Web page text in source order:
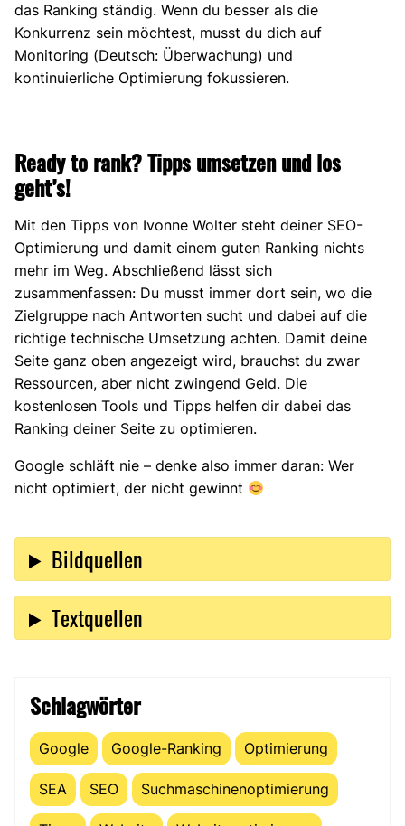
das Ranking ständig. Wenn du besser als die
Konkurrenz sein möchtest, musst du dich auf
Monitoring (Deutsch: Überwachung) und
kontinuierliche Optimierung fokussieren.
Ready to rank? Tipps umsetzen und los
geht’s!
Mit den Tipps von Ivonne Wolter steht deiner SEO-
Optimierung und damit einem guten Ranking nichts
mehr im Weg. Abschließend lässt sich
zusammenfassen: Du musst immer dort sein, wo die
Zielgruppe nach Antworten sucht und dabei auf die
richtige technische Umsetzung achten. Damit deine
Seite ganz oben angezeigt wird, brauchst du zwar
Ressourcen, aber nicht zwingend Geld. Die
kostenlosen Tools und Tipps helfen dir dabei das
Ranking deiner Seite zu optimieren.
Google schläft nie – denke also immer daran: Wer
nicht optimiert, der nicht gewinnt
Bildquellen
Textquellen
Schlagwörter
Google Google-Ranking Optimierung
SEA SEO Suchmaschinenoptimierung